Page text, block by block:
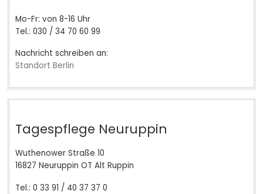
Mo-Fr: von 8-16 Uhr
Tel.: 030 / 34 70 60 99
Nachricht schreiben an:
Standort Berlin
Tagespflege Neuruppin
Wuthenower Straße 10
16827 Neuruppin OT Alt Ruppin
Tel.: 0 33 91 / 40 37 37 0